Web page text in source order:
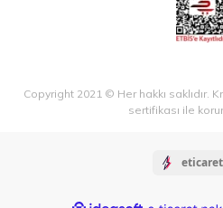
Copyright 2021 © Her hakkı saklıdır.
sertifikası ile